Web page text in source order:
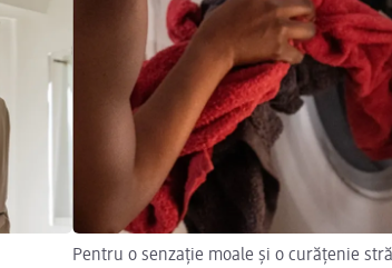
Pentru o senzație moale și o curățenie